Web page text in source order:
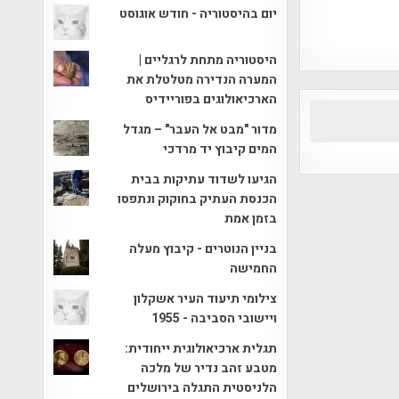
יום בהיסטוריה - חודש אוגוסט
היסטוריה מתחת לרגליים |
המערה הנדירה מטלטלת את
הארכיאולוגים בפוריידיס
מדור "מבט אל העבר" – מגדל
המים קיבוץ יד מרדכי
הגיעו לשדוד עתיקות בבית
הכנסת העתיק בחוקוק ונתפסו
בזמן אמת
בניין הנוטרים - קיבוץ מעלה
החמישה
צילומי תיעוד העיר אשקלון
ויישובי הסביבה - 1955
תגלית ארכיאולוגית ייחודית:
מטבע זהב נדיר של מלכה
הלניסטית התגלה בירושלים